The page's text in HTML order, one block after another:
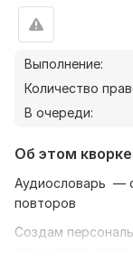
Выполнение:
Количество
В очереди:
Об этом кворке
Аудиословарь —
повторов
Создам